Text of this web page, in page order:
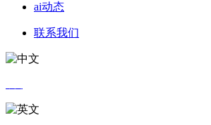
ai动态
联系我们